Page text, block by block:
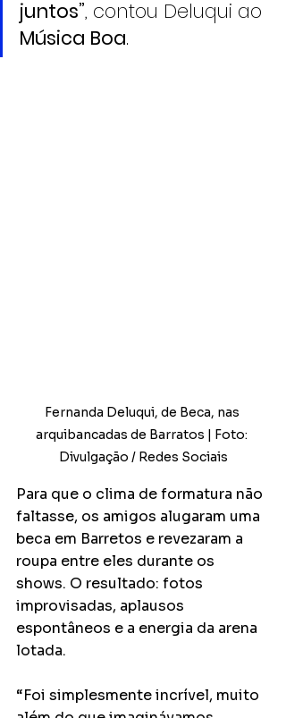
juntos”, contou Deluqui ao
Música Boa.
Fernanda Deluqui, de Beca, nas
arquibancadas de Barratos | Foto:
Divulgação / Redes Sociais
Para que o clima de formatura não
faltasse, os amigos alugaram uma
beca em Barretos e revezaram a
roupa entre eles durante os
shows. O resultado: fotos
improvisadas, aplausos
espontâneos e a energia da arena
lotada.
“Foi simplesmente incrível, muito